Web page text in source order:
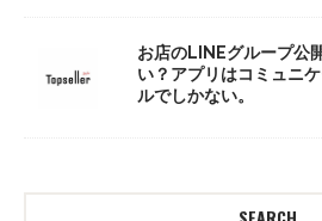
お店のLINEグループ公
い？アプリはコミュニ
ルでしかない。